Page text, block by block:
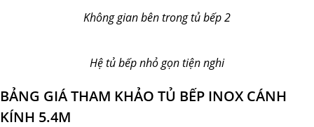
Không gian bên trong tủ bếp 2
Hệ tủ bếp nhỏ gọn tiện nghi
BẢNG GIÁ THAM KHẢO TỦ BẾP INOX CÁNH
KÍNH 5.4M